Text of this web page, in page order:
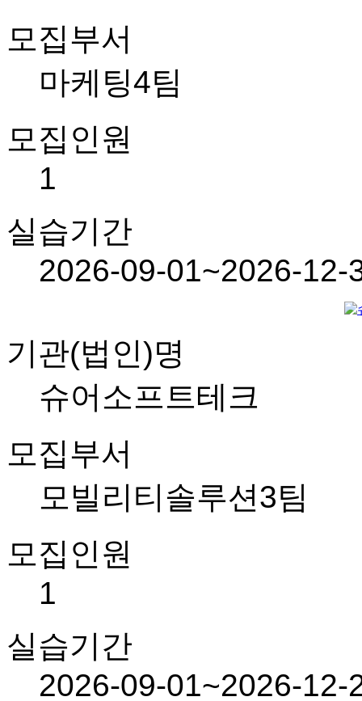
모집부서
마케팅4팀
모집인원
1
실습기간
2026-09-01~2026-12-
기관(법인)명
슈어소프트테크
모집부서
모빌리티솔루션3팀
모집인원
1
실습기간
2026-09-01~2026-12-